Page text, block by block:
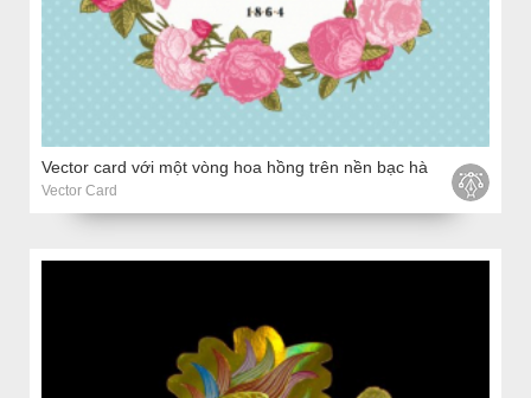
Vector card với một vòng hoa hồng trên nền bạc hà
Vector Card